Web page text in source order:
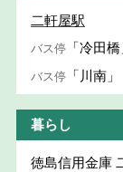
二軒屋駅
バス停 「冷田橋
バス停 「川南」
暮らし
徳島信用金庫